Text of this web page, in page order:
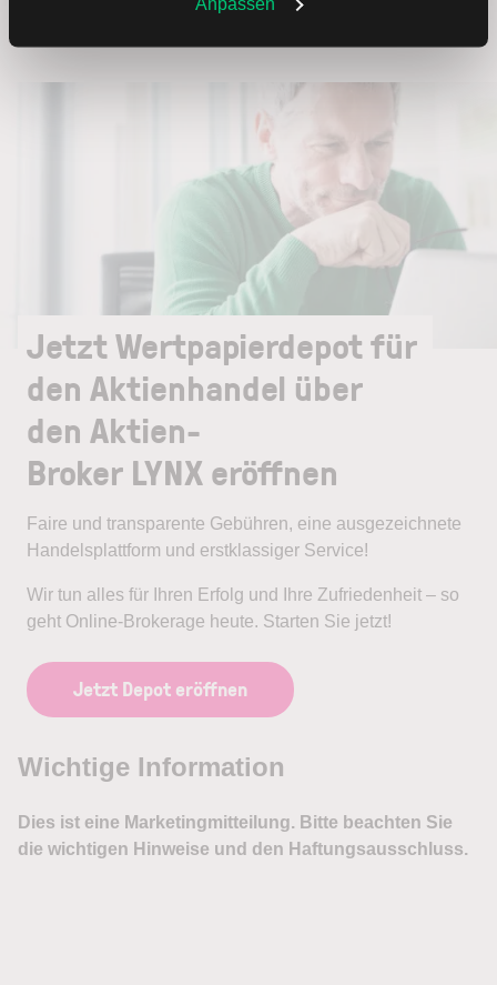
Jetzt Wertpapierdepot für
den Aktienhandel über
den Aktien-
Broker LYNX eröffnen
Faire und transparente Gebühren, eine ausgezeichnete
Handelsplattform und erstklassiger Service!
Wir tun alles für Ihren Erfolg und Ihre Zufriedenheit – so
geht Online-Brokerage heute. Starten Sie jetzt!
Jetzt Depot eröffnen